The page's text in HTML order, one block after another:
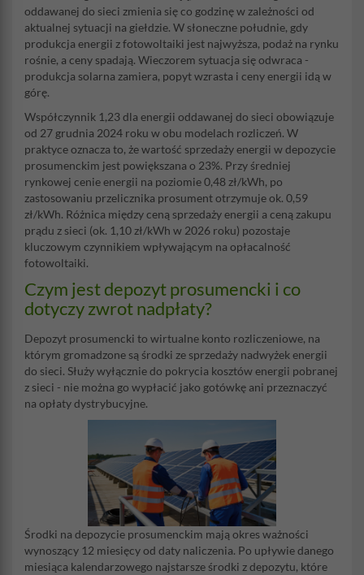
oddawanej do sieci zmienia się co godzinę w zależności od
aktualnej sytuacji na giełdzie. W słoneczne południe, gdy
produkcja energii z fotowoltaiki jest najwyższa, podaż na rynku
rośnie, a ceny spadają. Wieczorem sytuacja się odwraca -
produkcja solarna zamiera, popyt wzrasta i ceny energii idą w
górę.
Współczynnik 1,23 dla energii oddawanej do sieci obowiązuje
od 27 grudnia 2024 roku w obu modelach rozliczeń. W
praktyce oznacza to, że wartość sprzedaży energii w depozycie
prosumenckim jest powiększana o 23%. Przy średniej
rynkowej cenie energii na poziomie 0,48 zł/kWh, po
zastosowaniu przelicznika prosument otrzymuje ok. 0,59
zł/kWh. Różnica między ceną sprzedaży energii a ceną zakupu
prądu z sieci (ok. 1,10 zł/kWh w 2026 roku) pozostaje
kluczowym czynnikiem wpływającym na opłacalność
fotowoltaiki.
Czym jest depozyt prosumencki i co
dotyczy zwrot nadpłaty?
Depozyt prosumencki to wirtualne konto rozliczeniowe, na
którym gromadzone są środki ze sprzedaży nadwyżek energii
do sieci. Służy wyłącznie do pokrycia kosztów energii pobranej
z sieci - nie można go wypłacić jako gotówkę ani przeznaczyć
na opłaty dystrybucyjne.
Środki na depozycie prosumenckim mają okres ważności
wynoszący 12 miesięcy od daty naliczenia. Po upływie danego
miesiąca kalendarzowego najstarsze środki z depozytu, które